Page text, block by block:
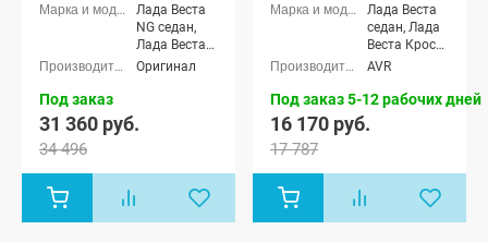
Лада Веста
NG седан,
Лада Веста
NG Кросс
универсал,
универсал,
Лада Веста
Оригинал
Под заказ
31 360 руб.
34 496
Лада Веста
седан, Лада
Веста Кросс
седан, Лада
универсал,
(SW) Кросс
AVR
Под заказ 5-12 рабочих дней
16 170 руб.
17 787